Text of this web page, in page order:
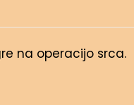
na operacijo srca.